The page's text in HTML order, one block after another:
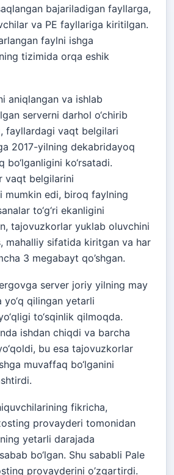
bajariladigan fayllarga,
va PE fayllariga kiritilgan.
faylni ishga
tizimida orqa eshik
aniqlangan va ishlab
serverni darhol o‘chirib
fayllardagi vaqt belgilari
2017-yilning dekabridayoq
bo‘lganligini ko‘rsatadi.
vaqt belgilarini
mumkin edi, biroq faylning
to‘g‘ri ekanligini
tajovuzkorlar yuklab oluvchini
mahalliy sifatida kiritgan va har
3 megabayt qo’shgan.
server joriy yilning may
qilingan yetarli
to‘sqinlik qilmoqda.
ishdan chiqdi va barcha
bu esa tajovuzkorlar
muvaffaq bo‘lganini
fikricha,
provayderi tomonidan
yetarli darajada
bo‘lgan. Shu sababli Pale
provayderini o’zgartirdi.